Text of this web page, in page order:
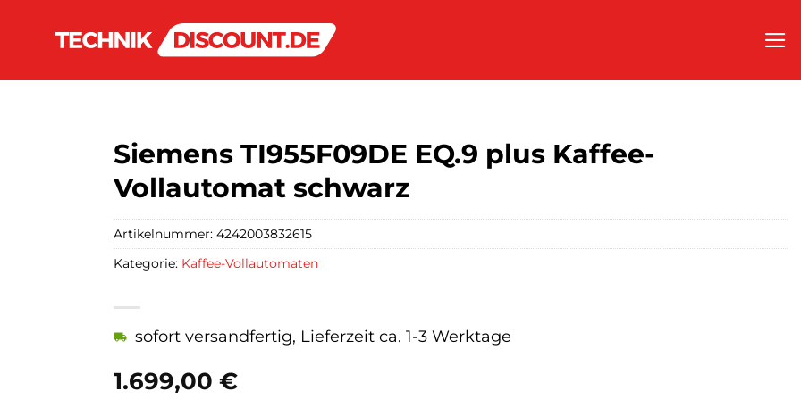
Siemens TI955F09DE EQ.9 plus Kaffee-
Vollautomat schwarz
1.699,00 €
sofort versandfertig, Lieferzeit ca. 1-3 Werktage
Artikelnummer: 4242003832615
Kategorie: Kaffee-Vollautomaten